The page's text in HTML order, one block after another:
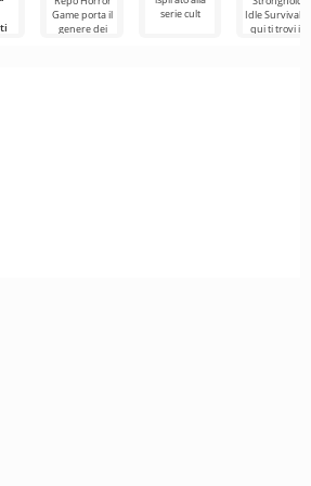
Game porta il
genere dei
serie cult
Idle Survival
qui ti trovi in